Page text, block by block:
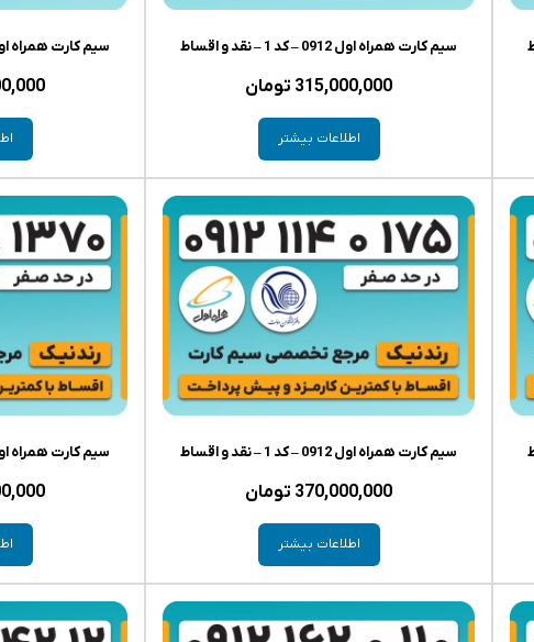
سیم کارت همراه اول 0912 – کد 1 – نقد و اقساط
315,000,000 تومان
اطلاعات بیشتر
سیم کارت همراه اول 0912 – کد 1 – نقد و
سیم کارت همراه اول 0912 – کد 1 – نقد و اقساط
370,000,000 تومان
اطلاعات بیشتر
سیم کارت همراه اول 0912 – کد 1 – نقد و